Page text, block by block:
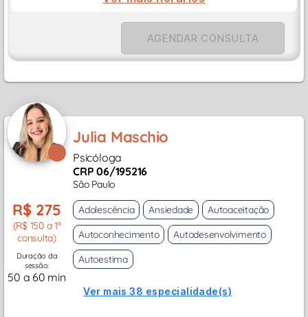
AGENDAR CONSULTA
Julia Maschio
Psicóloga
CRP 06/195216
São Paulo
R$ 275
(R$ 150 a 1ª
consulta)
Duração da
sessão:
50 a 60 min
Adolescência Ansiedade
Autoaceitação
Autoconhecimento
Autodesenvolvimento
Autoestima
Ver mais 38 especialidade(s)